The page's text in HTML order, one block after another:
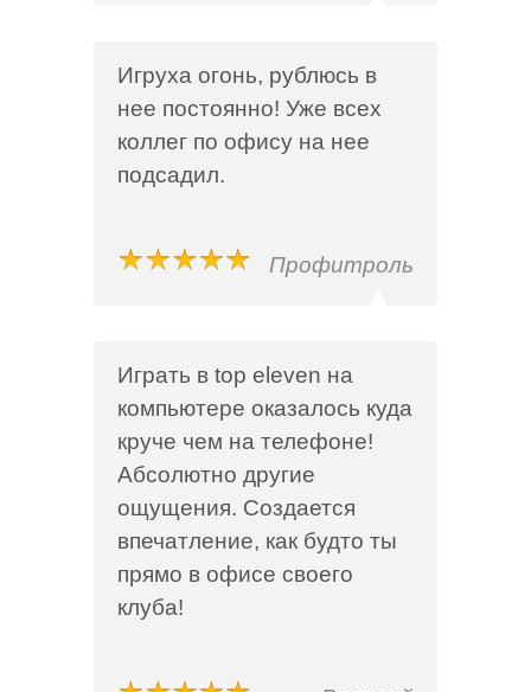
Игруха огонь, рублюсь в
нее постоянно! Уже всех
коллег по офису на нее
подсадил.
Профитроль
Играть в top eleven на
компьютере оказалось куда
круче чем на телефоне!
Абсолютно другие
ощущения. Создается
впечатление, как будто ты
прямо в офисе своего
клуба!